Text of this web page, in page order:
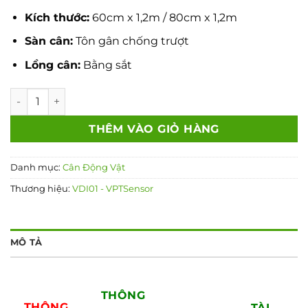
Kích thước:60cm x 1,2m / 80cm x 1,2m
Sàn cân:Tôn gân chống trượt
Lồng cân:Bằng sắt
Cân heo 500kg số lượng
THÊM VÀO GIỎ HÀNG
Danh mục: Cân Động Vật
Thương hiệu: VDI01 - VPTSensor
MÔ TẢ
THÔNG